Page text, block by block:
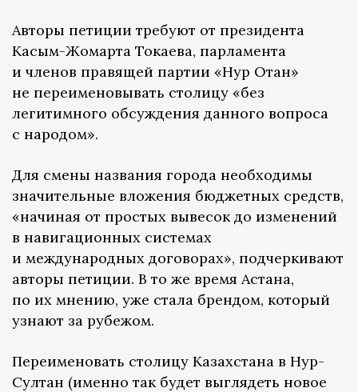
Авторы петиции требуют от президента
Касым-Жомарта Токаева, парламента
и членов правящей партии «Нур Отан»
не переименовывать столицу «без
легитимного обсуждения данного вопроса
с народом».
Для смены названия города необходимы
значительные вложения бюджетных средств,
«начиная от простых вывесок до изменений
в навигационных системах
и международных договорах», подчеркивают
авторы петиции. В то же время Астана,
по их мнению, уже стала брендом, который
узнают за рубежом.
Переименовать столицу Казахстана в Нур-
Султан (именно так будет выглядеть новое